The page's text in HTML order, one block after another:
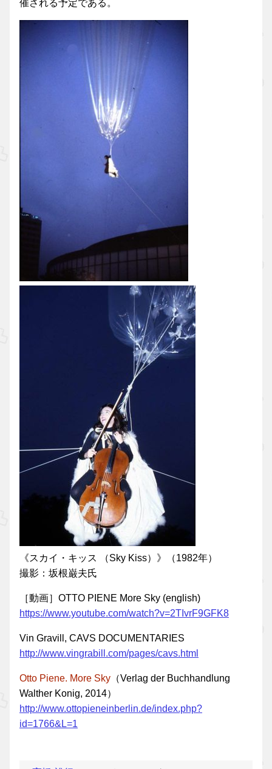
催される予定である。
《スカイ・キッス （Sky Kiss）》（1982年）
撮影：坂根巌夫氏
［動画］OTTO PIENE More Sky (english)
https://www.youtube.com/watch?v=2TIvrF9GFK8
Vin Gravill, CAVS DOCUMENTARIES
http://www.vingrabill.com/pages/cavs.html
Otto Piene. More Sky （Verlag der Buchhandlung
Walther Konig, 2014）
http://www.ottopieneinberlin.de/index.php?
id=1766&L=1